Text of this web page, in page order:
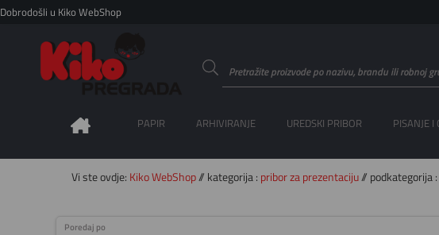
Dobrodošli u Kiko WebShop
PAPIR ARHIVIRANJE UREDSKI PRIBOR PISANJE I
Vi ste ovdje: Kiko WebShop// kategorija : pribor za prezentaciju// podkategorija :
Poredaj po